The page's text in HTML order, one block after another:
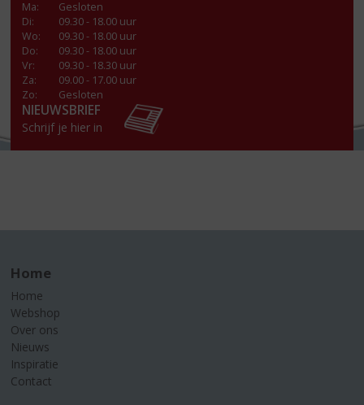
Ma:
Gesloten
Di:
09.30 - 18.00 uur
Wo:
09.30 - 18.00 uur
Do:
09.30 - 18.00 uur
Vr:
09.30 - 18.30 uur
Za:
09.00 - 17.00 uur
Zo:
Gesloten
NIEUWSBRIEF
Schrijf je hier in
Home
Home
Webshop
Over ons
Nieuws
Inspiratie
Contact